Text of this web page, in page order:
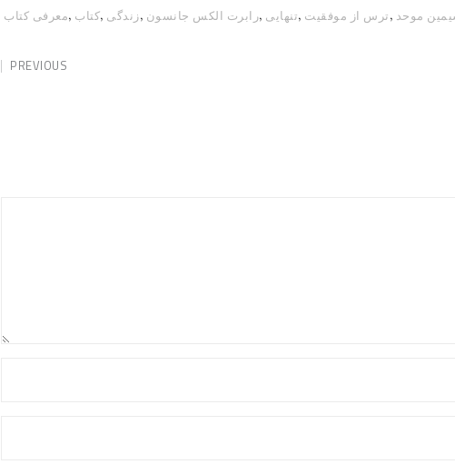
موحد ,ترس از موفقیت ,تنهایی ,رابرت الکس جانسون ,زندگی ,کتاب ,معرفی کتاب
PREVIOUS